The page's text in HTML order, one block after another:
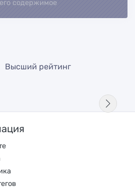
содержимое
Высший рейтинг